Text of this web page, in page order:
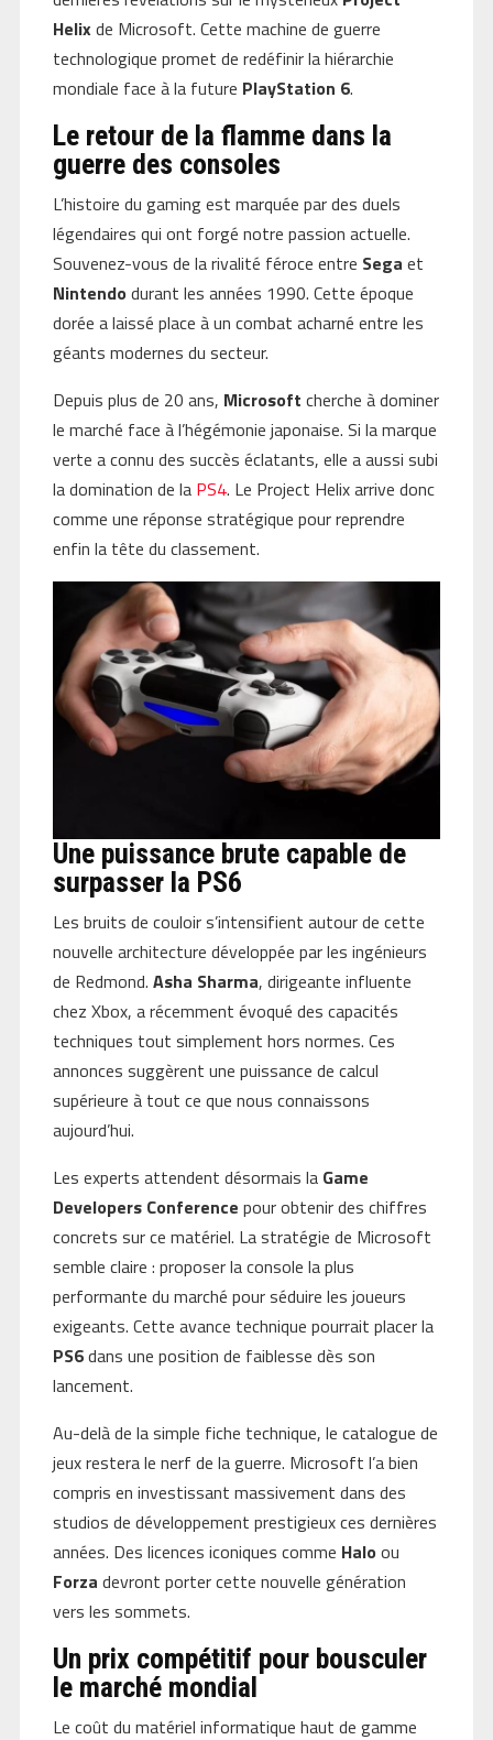
Helixde Microsoft. Cette machine de guerre
technologique promet de redéfinir la hiérarchie
mondiale face à la future PlayStation 6.
Le retour de la flamme dans la
guerre des consoles
L’histoire du gaming est marquée par des duels
légendaires qui ont forgé notre passion actuelle.
Souvenez-vous de la rivalité féroce entre Sega et
Nintendo durant les années 1990. Cette époque
dorée a laissé place à un combat acharné entre les
géants modernes du secteur.
Depuis plus de 20 ans, Microsoft cherche à dominer
le marché face à l’hégémonie japonaise. Si la marque
verte a connu des succès éclatants, elle a aussi subi
la domination de la PS4. Le Project Helix arrive donc
comme une réponse stratégique pour reprendre
enfin la tête du classement.
Une puissance brute capable de
surpasser la PS6
Les bruits de couloir s’intensifient autour de cette
nouvelle architecture développée par les ingénieurs
de Redmond. Asha Sharma, dirigeante influente
chez Xbox, a récemment évoqué des capacités
techniques tout simplement hors normes. Ces
annonces suggèrent une puissance de calcul
supérieure à tout ce que nous connaissons
aujourd’hui.
Les experts attendent désormais la Game
Developers Conference pour obtenir des chiffres
concrets sur ce matériel. La stratégie de Microsoft
semble claire : proposer la console la plus
performante du marché pour séduire les joueurs
exigeants. Cette avance technique pourrait placer la
PS6dans une position de faiblesse dès son
lancement.
Au-delà de la simple fiche technique, le catalogue de
jeux restera le nerf de la guerre. Microsoft l’a bien
compris en investissant massivement dans des
studios de développement prestigieux ces dernières
années. Des licences iconiques comme Halo ou
Forza devront porter cette nouvelle génération
vers les sommets.
Un prix compétitif pour bousculer
le marché mondial
Le coût du matériel informatique haut de gamme